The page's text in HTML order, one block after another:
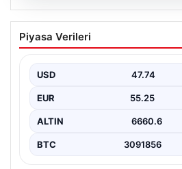
Dumanlar ilçeyi kapladı:
tamirhanede yangın
Piyasa Verileri
USD 47.74
EUR 55.25
ALTIN 6660.6
BTC 3091856